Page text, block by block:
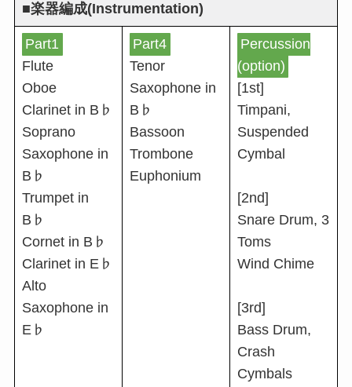
■楽器編成(Instrumentation)
Part1
Flute
Oboe
Clarinet in B♭
Soprano
Saxophone in
B♭
Trumpet in
B♭
Cornet in B♭
Clarinet in E♭
Alto
Saxophone in
E♭
Part4
Tenor
Saxophone in
B♭
Bassoon
Trombone
Euphonium
Percussion
(option)
[1st]
Timpani,
Suspended
Cymbal
[2nd]
Snare Drum, 3
Toms
Wind Chime
[3rd]
Bass Drum,
Crash
Cymbals